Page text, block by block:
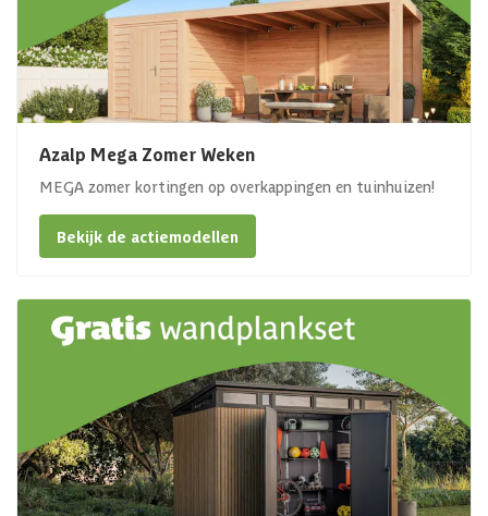
Azalp Mega Zomer Weken
MEGA zomer kortingen op overkappingen en tuinhuizen!
Bekijk de actiemodellen